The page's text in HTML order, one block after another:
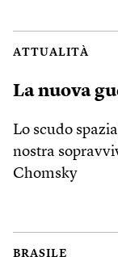
ATTUALITÀ
La nuova
Lo scudo
nostra
Chomsky
BRASILE